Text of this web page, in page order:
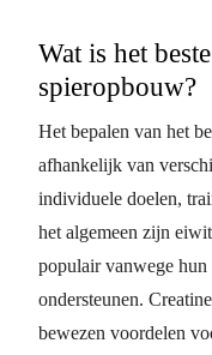
Wat is het
spieropbouw?
Het bepalen van het
afhankelijk van
individuele doelen,
het algemeen zijn
populair vanwege hun
ondersteunen.
bewezen voordelen